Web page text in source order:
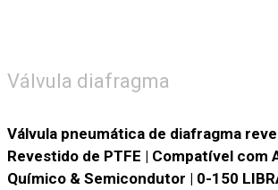
Válvula diafragma
Válvula pneumática de diafragma
Revestido de PTFE | Compatível com
Químico & Semicondutor | 0-150